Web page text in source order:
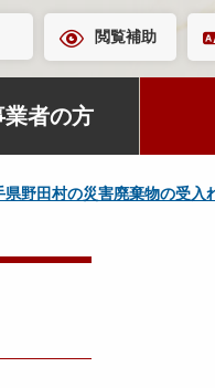
閲覧補助
業者の方
県野田村の災害廃棄物の受入